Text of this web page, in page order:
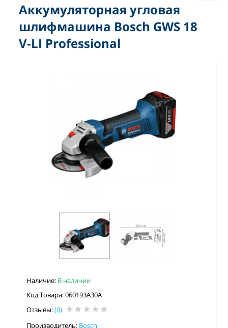
Аккумуляторная угловая
шлифмашина Bosch GWS 18
V-LI Professional
Наличие: В наличии
Код Товара: 060193A30A
Отзывы:(0)
Производитель: Bosch